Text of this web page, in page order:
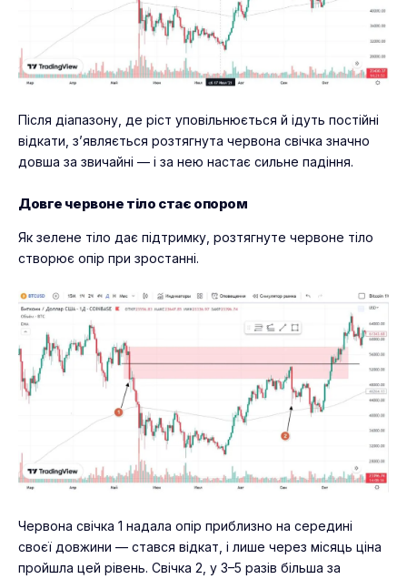
Після діапазону, де ріст уповільнюється й ідуть постійні
відкати, з’являється розтягнута червона свічка значно
довша за звичайні — і за нею настає сильне падіння.
Довге червоне тіло стає опором
Як зелене тіло дає підтримку, розтягнуте червоне тіло
створює опір при зростанні.
Червона свічка 1 надала опір приблизно на середині
своєї довжини — стався відкат, і лише через місяць ціна
пройшла цей рівень. Свічка 2, у 3–5 разів більша за